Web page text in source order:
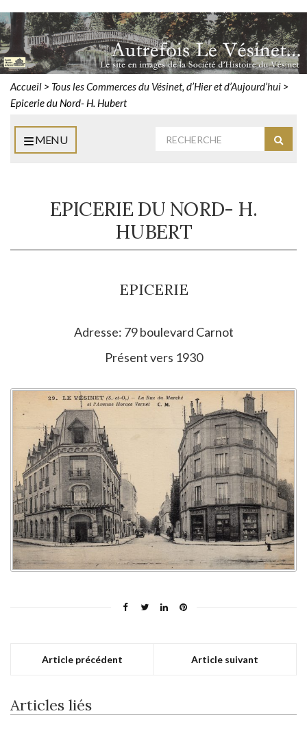
Accueil > Tous les Commerces du Vésinet, d’Hier et d’Aujourd’hui >
Epicerie du Nord- H. Hubert
MENU
EPICERIE DU NORD- H.
HUBERT
EPICERIE
Adresse: 79 boulevard Carnot
Présent vers 1930
Article précédent Article suivant
Articles liés